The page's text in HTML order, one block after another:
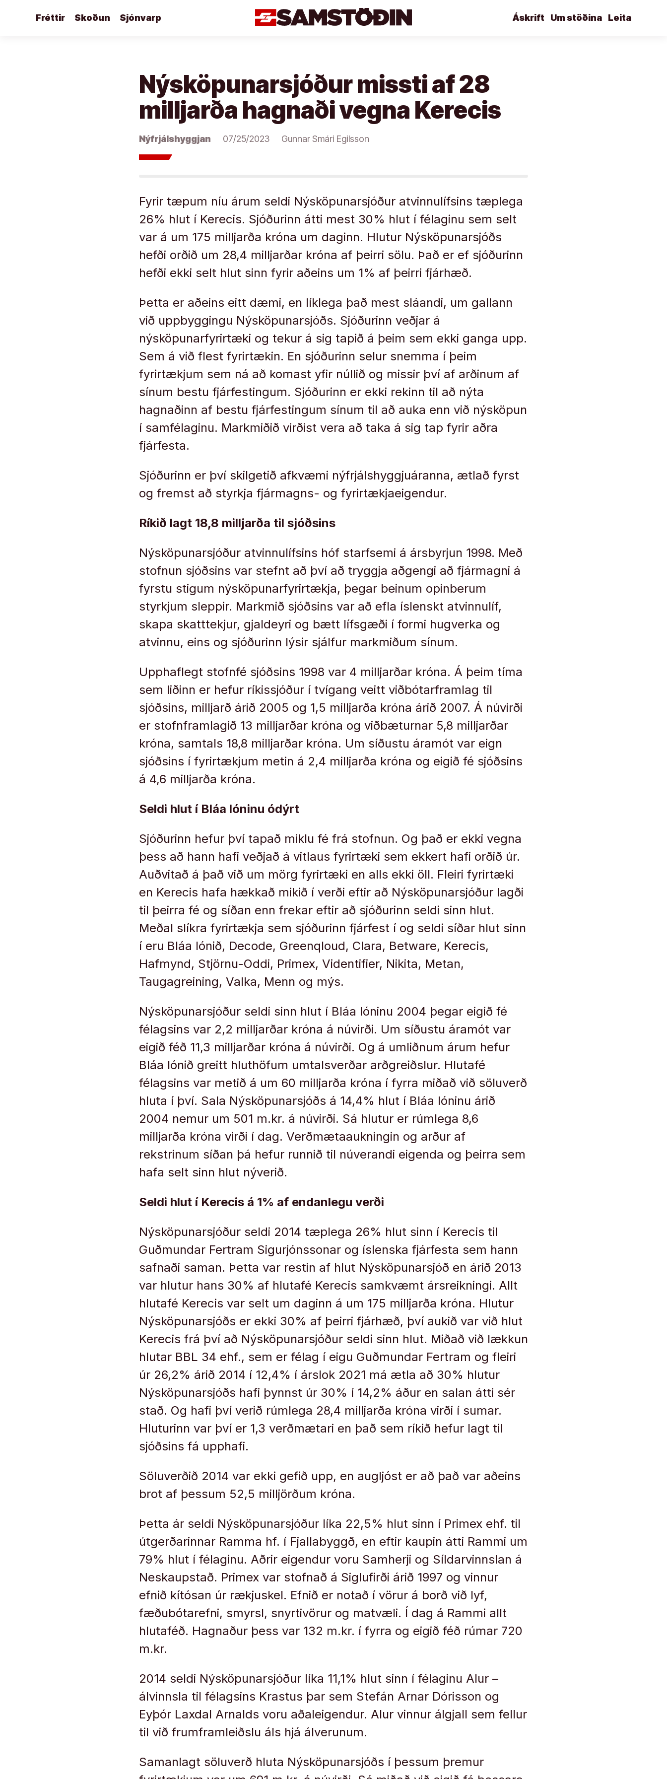
Fréttir Skoðun Sjónvarp Leita
Um stöðina
Áskrift
Nýsköpunarsjóður missti af 28
milljarða hagnaði vegna Kerecis
Nýfrjálshyggjan 07/25/2023 Gunnar Smári Egilsson
Fyrir tæpum níu árum seldi Nýsköpunarsjóður atvinnulífsins tæplega
26% hlut í Kerecis. Sjóðurinn átti mest 30% hlut í félaginu sem selt
var á um 175 milljarða króna um daginn. Hlutur Nýsköpunarsjóðs
hefði orðið um 28,4 milljarðar króna af þeirri sölu. Það er ef sjóðurinn
hefði ekki selt hlut sinn fyrir aðeins um 1% af þeirri fjárhæð.
Þetta er aðeins eitt dæmi, en líklega það mest sláandi, um gallann
við uppbyggingu Nýsköpunarsjóðs. Sjóðurinn veðjar á
nýsköpunarfyrirtæki og tekur á sig tapið á þeim sem ekki ganga upp.
Sem á við flest fyrirtækin. En sjóðurinn selur snemma í þeim
fyrirtækjum sem ná að komast yfir núllið og missir því af arðinum af
sínum bestu fjárfestingum. Sjóðurinn er ekki rekinn til að nýta
hagnaðinn af bestu fjárfestingum sínum til að auka enn við nýsköpun
í samfélaginu. Markmiðið virðist vera að taka á sig tap fyrir aðra
fjárfesta.
Sjóðurinn er því skilgetið afkvæmi nýfrjálshyggjuáranna, ætlað fyrst
og fremst að styrkja fjármagns- og fyrirtækjaeigendur.
Ríkið lagt 18,8 milljarða til sjóðsins
Nýsköpunarsjóður atvinnulífsins hóf starfsemi á ársbyrjun 1998. Með
stofnun sjóðsins var stefnt að því að tryggja aðgengi að fjármagni á
fyrstu stigum nýsköpunarfyrirtækja, þegar beinum opinberum
styrkjum sleppir. Markmið sjóðsins var að efla íslenskt atvinnulíf,
skapa skatttekjur, gjaldeyri og bætt lífsgæði í formi hugverka og
atvinnu, eins og sjóðurinn lýsir sjálfur markmiðum sínum.
Upphaflegt stofnfé sjóðsins 1998 var 4 milljarðar króna. Á þeim tíma
sem liðinn er hefur ríkissjóður í tvígang veitt viðbótarframlag til
sjóðsins, milljarð árið 2005 og 1,5 milljarða króna árið 2007. Á núvirði
er stofnframlagið 13 milljarðar króna og viðbæturnar 5,8 milljarðar
króna, samtals 18,8 milljarðar króna. Um síðustu áramót var eign
sjóðsins í fyrirtækjum metin á 2,4 milljarða króna og eigið fé sjóðsins
á 4,6 milljarða króna.
Seldi hlut í Bláa lóninu ódýrt
Sjóðurinn hefur því tapað miklu fé frá stofnun. Og það er ekki vegna
þess að hann hafi veðjað á vitlaus fyrirtæki sem ekkert hafi orðið úr.
Auðvitað á það við um mörg fyrirtæki en alls ekki öll. Fleiri fyrirtæki
en Kerecis hafa hækkað mikið í verði eftir að Nýsköpunarsjóður lagði
til þeirra fé og síðan enn frekar eftir að sjóðurinn seldi sinn hlut.
Meðal slíkra fyrirtækja sem sjóðurinn fjárfest í og seldi síðar hlut sinn
í eru Bláa lónið, Decode, Greenqloud, Clara, Betware, Kerecis,
Hafmynd, Stjörnu-Oddi, Primex, Videntifier, Nikita, Metan,
Taugagreining, Valka, Menn og mýs.
Nýsköpunarsjóður seldi sinn hlut í Bláa lóninu 2004 þegar eigið fé
félagsins var 2,2 milljarðar króna á núvirði. Um síðustu áramót var
eigið féð 11,3 milljarðar króna á núvirði. Og á umliðnum árum hefur
Bláa lónið greitt hluthöfum umtalsverðar arðgreiðslur. Hlutafé
félagsins var metið á um 60 milljarða króna í fyrra miðað við söluverð
hluta í því. Sala Nýsköpunarsjóðs á 14,4% hlut í Bláa lóninu árið
2004 nemur um 501 m.kr. á núvirði. Sá hlutur er rúmlega 8,6
milljarða króna virði í dag. Verðmætaaukningin og arður af
rekstrinum síðan þá hefur runnið til núverandi eigenda og þeirra sem
hafa selt sinn hlut nýverið.
Seldi hlut í Kerecis á 1% af endanlegu verði
Nýsköpunarsjóður seldi 2014 tæplega 26% hlut sinn í Kerecis til
Guðmundar Fertram Sigurjónssonar og íslenska fjárfesta sem hann
safnaði saman. Þetta var restin af hlut Nýsköpunarsjóð en árið 2013
var hlutur hans 30% af hlutafé Kerecis samkvæmt ársreikningi. Allt
hlutafé Kerecis var selt um daginn á um 175 milljarða króna. Hlutur
Nýsköpunarsjóðs er ekki 30% af þeirri fjárhæð, því aukið var við hlut
Kerecis frá því að Nýsköpunarsjóður seldi sinn hlut. Miðað við lækkun
hlutar BBL 34 ehf., sem er félag í eigu Guðmundar Fertram og fleiri
úr 26,2% árið 2014 í 12,4% í árslok 2021 má ætla að 30% hlutur
Nýsköpunarsjóðs hafi þynnst úr 30% í 14,2% áður en salan átti sér
stað. Og hafi því verið rúmlega 28,4 milljarða króna virði í sumar.
Hluturinn var því er 1,3 verðmætari en það sem ríkið hefur lagt til
sjóðsins fá upphafi.
Söluverðið 2014 var ekki gefið upp, en augljóst er að það var aðeins
brot af þessum 52,5 milljörðum króna.
Þetta ár seldi Nýsköpunarsjóður líka 22,5% hlut sinn í Primex ehf. til
útgerðarinnar Ramma hf. í Fjallabyggð, en eftir kaupin átti Rammi um
79% hlut í félaginu. Aðrir eigendur voru Samherji og Síldarvinnslan á
Neskaupstað. Primex var stofnað á Siglufirði árið 1997 og vinnur
efnið kítósan úr rækjuskel. Efnið er notað í vörur á borð við lyf,
fæðubótarefni, smyrsl, snyrtivörur og matvæli. Í dag á Rammi allt
hlutaféð. Hagnaður þess var 132 m.kr. í fyrra og eigið féð rúmar 720
m.kr.
2014 seldi Nýsköpunarsjóður líka 11,1% hlut sinn í félaginu Alur –
álvinnsla til félagsins Krastus þar sem Stefán Arnar Dórisson og
Eyþór Laxdal Arnalds voru aðaleigendur. Alur vinnur álgjall sem fellur
til við frumframleiðslu áls hjá álverunum.
Samanlagt söluverð hluta Nýsköpunarsjóðs í þessum þremur